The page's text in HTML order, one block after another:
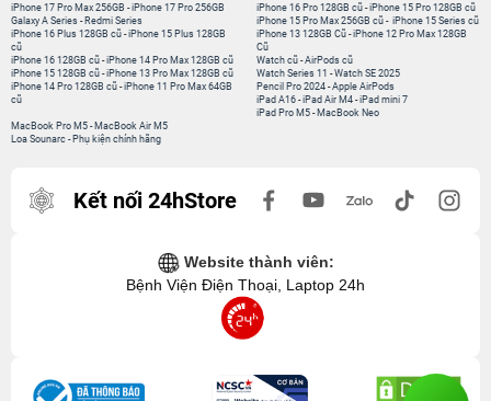
iPhone 17 Pro Max 256GB -iPhone 17 Pro 256GB
Galaxy A Series - Redmi Series
iPhone 16 Pro 128GB cũ -iPhone 15 Pro 128GB cũ
iPhone 15 Pro Max 256GB cũ - iPhone 15 Series cũ
iPhone 16 Plus 128GB cũ -iPhone 15 Plus 128GB
cũ
iPhone 16 128GB cũ -iPhone 14 Pro Max 128GB cũ
iPhone 15 128GB cũ -iPhone 13 Pro Max 128GB cũ
iPhone 14 Pro 128GB cũ -iPhone 11 Pro Max 64GB
cũ
iPhone 13 128GB Cũ -iPhone 12 Pro Max 128GB
Cũ
Watch cũ -AirPods cũ
Watch Series 11 -Watch SE 2025
Pencil Pro 2024 -Apple AirPods
iPad A16 -iPad Air M4 -iPad mini 7
iPad Pro M5 - MacBook Neo
MacBook Pro M5 - MacBook Air M5
Loa Sounarc - Phụ kiện chính hãng
Kết nối 24hStore
Website thành viên:
Bệnh Viện Điện Thoại, Laptop 24h